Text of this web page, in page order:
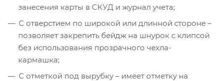
занесения карты в СКУД и журнал учета;
С отверстием по широкой или длинной стороне –
позволяет закрепить бейдж на шнурок с клипсой
без использования прозрачного чехла-
кармашка;
С отметкой под вырубку – имеет отметку на